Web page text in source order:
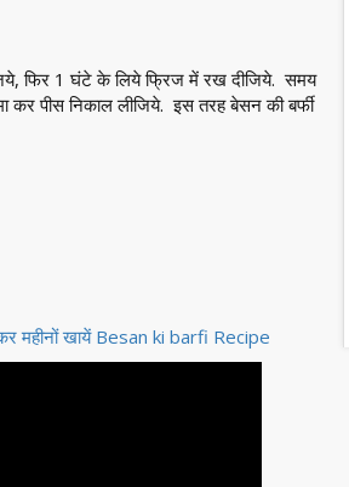
फिर 1 घंटे के लिये फ्रिज में रख दीजिये. समय
पीस निकाल लीजिये. इस तरह बेसन की बर्फी
महीनों खायें Besan ki barfi Recipe